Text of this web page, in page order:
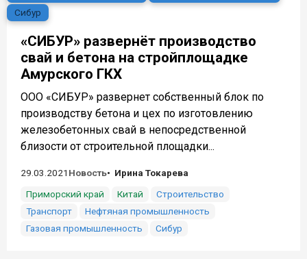
Сибур
«СИБУР» развернёт производство
свай и бетона на стройплощадке
Амурского ГКХ
ООО «СИБУР» развернет собственный блок по
производству бетона и цех по изготовлению
железобетонных свай в непосредственной
близости от строительной площадки...
29.03.2021 Новость
Ирина Токарева
Приморский край
Китай
Строительство
Транспорт
Нефтяная промышленность
Газовая промышленность
Сибур